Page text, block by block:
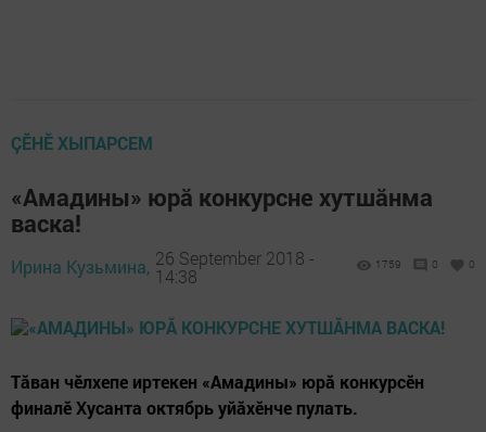
ÇӖНӖ ХЫПАРСЕМ
«Амадины» юрă конкурсне хутшăнма
васка!
Ирина Кузьмина, 26 September 2018 -
14:38
1759 0 0
Тăван чӗлхепе иртекен «Амадины» юрă конкурсӗн
финалӗ Хусанта октябрь уйăхӗнче пулать.